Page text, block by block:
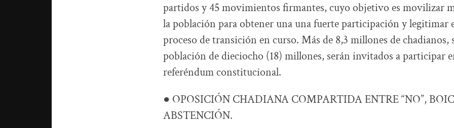
partidos y 45 movimientos firmantes, cuyo objetivo es movilizar
la población para obtener una una fuerte participación y legitimar
proceso de transición en curso. Más de 8,3 millones de chadianos,
población de dieciocho (18) millones, serán invitados a participar
referéndum constitucional.
● OPOSICIÓN CHADIANA COMPARTIDA ENTRE “NO”,
ABSTENCIÓN.